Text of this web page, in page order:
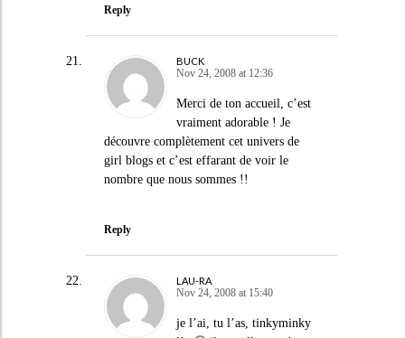
Reply
BUCK
Nov 24, 2008 at 12:36
Merci de ton accueil, c’est
vraiment adorable ! Je
découvre complètement cet univers de
girl blogs et c’est effarant de voir le
nombre que nous sommes !!
Reply
LAU-RA
Nov 24, 2008 at 15:40
je l’ai, tu l’as, tinkyminky